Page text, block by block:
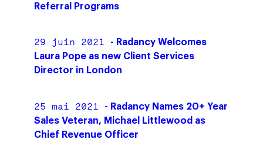
Referral Programs
29 juin 2021
- Radancy Welcomes
Laura Pope as new Client Services
Director in London
25 mai 2021
- Radancy Names 20+ Year
Sales Veteran, Michael Littlewood as
Chief Revenue Officer